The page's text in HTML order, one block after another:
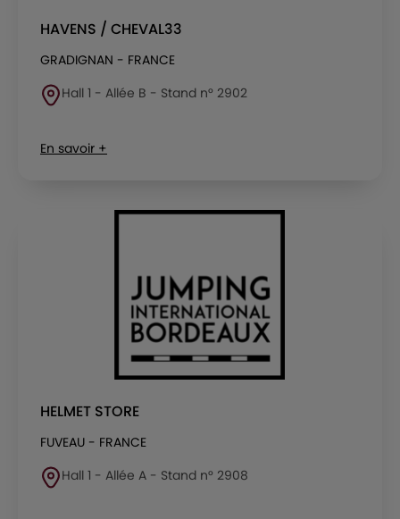
HAVENS / CHEVAL33
GRADIGNAN - FRANCE
Hall 1 - Allée B - Stand n° 2902
En savoir +
HELMET STORE
FUVEAU - FRANCE
Hall 1 - Allée A - Stand n° 2908